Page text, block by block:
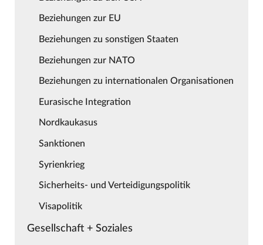
Beziehungen zur EU
Beziehungen zu sonstigen Staaten
Beziehungen zur NATO
Beziehungen zu internationalen Organisationen
Eurasische Integration
Nordkaukasus
Sanktionen
Syrienkrieg
Sicherheits- und Verteidigungspolitik
Visapolitik
Gesellschaft + Soziales